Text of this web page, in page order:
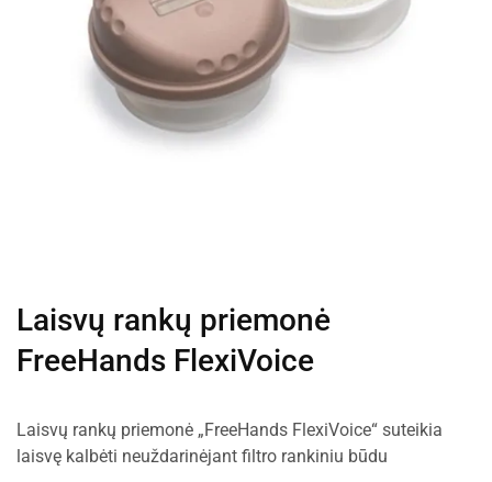
Laisvų rankų priemonė
FreeHands FlexiVoice
Laisvų rankų priemonė „FreeHands FlexiVoice“ suteikia
laisvę kalbėti neuždarinėjant filtro rankiniu būdu